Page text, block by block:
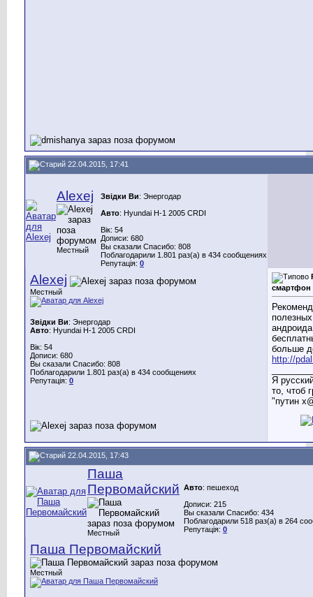
22.04.2015, 17:41
Alexej
Местный
Звідки Ви: Энергодар
Авто: Hyundai H-1 2005 CRDI
Вік: 54
Дописи: 680
Вы сказали Спасибо: 808
Поблагодарили 1.801 раз(а) в 434 сообщениях
Репутація: 0
Alexej
Местный
Звідки Ви: Энергодар
Авто: Hyundai H-1 2005 CRDI
Вік: 54
Дописи: 680
Вы сказали Спасибо: 808
Поблагодарили 1.801 раз(а) в 434 сообщениях
Репутація: 0
смартфон
больше
http://
Я
то, чтоб
"путин
22.04.2015, 17:43
Паша
Первомайский
Местный
Авто: пешеход
Дописи: 215
Вы сказали Спасибо: 434
Поблагодарили 518 раз(а) в 264
Репутація: 0
Паша Первомайский
Местный